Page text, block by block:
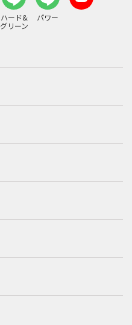
ハード&
グリーン
パワー